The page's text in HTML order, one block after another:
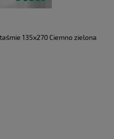
135x270 Ciemno zielona